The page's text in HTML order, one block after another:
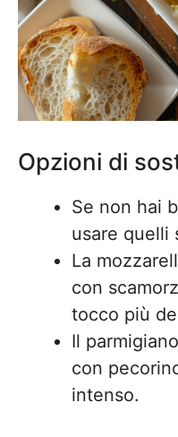
Opzioni di
Se non hai
usare quelli
La
con
tocco più
Il
con
intenso.